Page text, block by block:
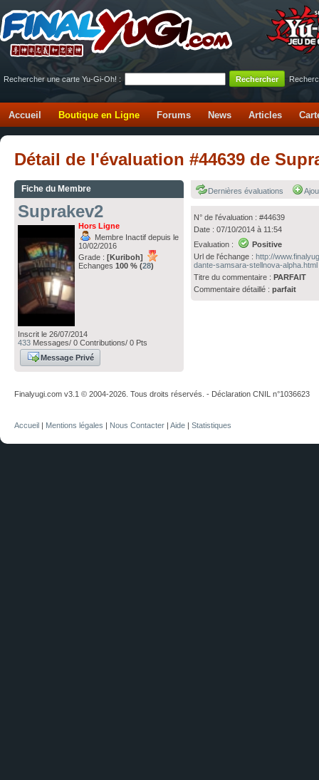
Rechercher une carte Yu-Gi-Oh! :
Accueil Boutique en Ligne Forums News Articles
Détail de l'évaluation #44639 de
Fiche du Membre
Suprakev2
Hors Ligne
Membre Inactif depuis le
10/02/2016
Grade : [Kuriboh]
Echanges 100 % (28)
Inscrit le 26/07/2014
433 Messages/ 0 Contributions/ 0 Pts
Message Privé
Dernières évaluations
N° de l'évaluation : #44639
Date : 07/10/2014 à 11:54
Evaluation :
Positive
Url de l'échange :http://
dante-samsara-stellnova-alpha.html
Titre du commentaire :PARFAIT
Commentaire détaillé :parfait
Finalyugi.com v3.1 © 2004-2026. Tous droits réservés. - Déclaration CNIL n°1036623
Accueil Mentions légales Nous Contacter Aide Statistiques